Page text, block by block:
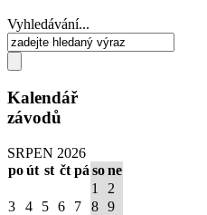
Vyhledávání...
Kalendář
závodů
SRPEN 2026
poút st čt pá sone
1
2
3
4 5 6 7 8 9